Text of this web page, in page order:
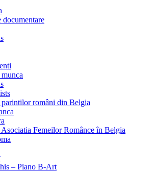
documentare
parintilor români din Belgia
Femeilor Românce în Belgia
– Piano B-Art